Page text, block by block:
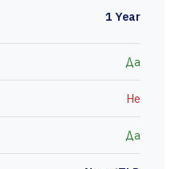
1 Year
Да
Не
Да